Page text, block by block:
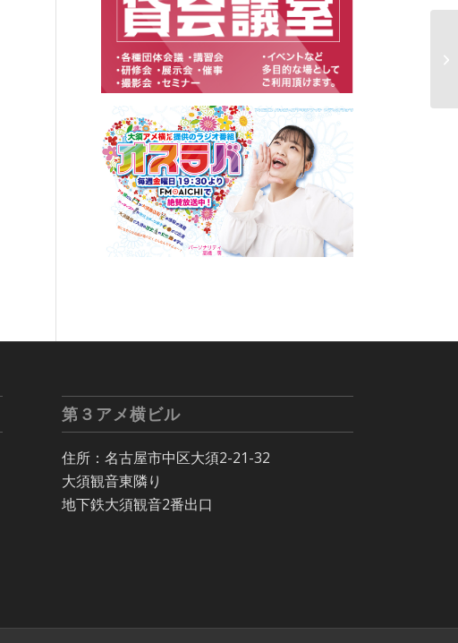
第３アメ横ビル
住所：名古屋市中区大須2-21-32
大須観音東隣り
地下鉄大須観音2番出口